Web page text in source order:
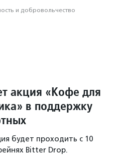
и доброволь­чест­во
акция «Кофе для
в поддержку
будет проходить с 10
Bitter Drop.